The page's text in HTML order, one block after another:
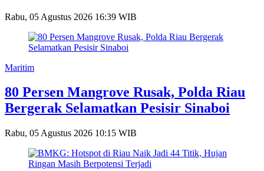
Rabu, 05 Agustus 2026 16:39 WIB
Maritim
80 Persen Mangrove Rusak, Polda Riau
Bergerak Selamatkan Pesisir Sinaboi
Rabu, 05 Agustus 2026 10:15 WIB